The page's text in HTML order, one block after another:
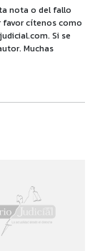
nota o del fallo
favor cítenos como
Si se
Muchas